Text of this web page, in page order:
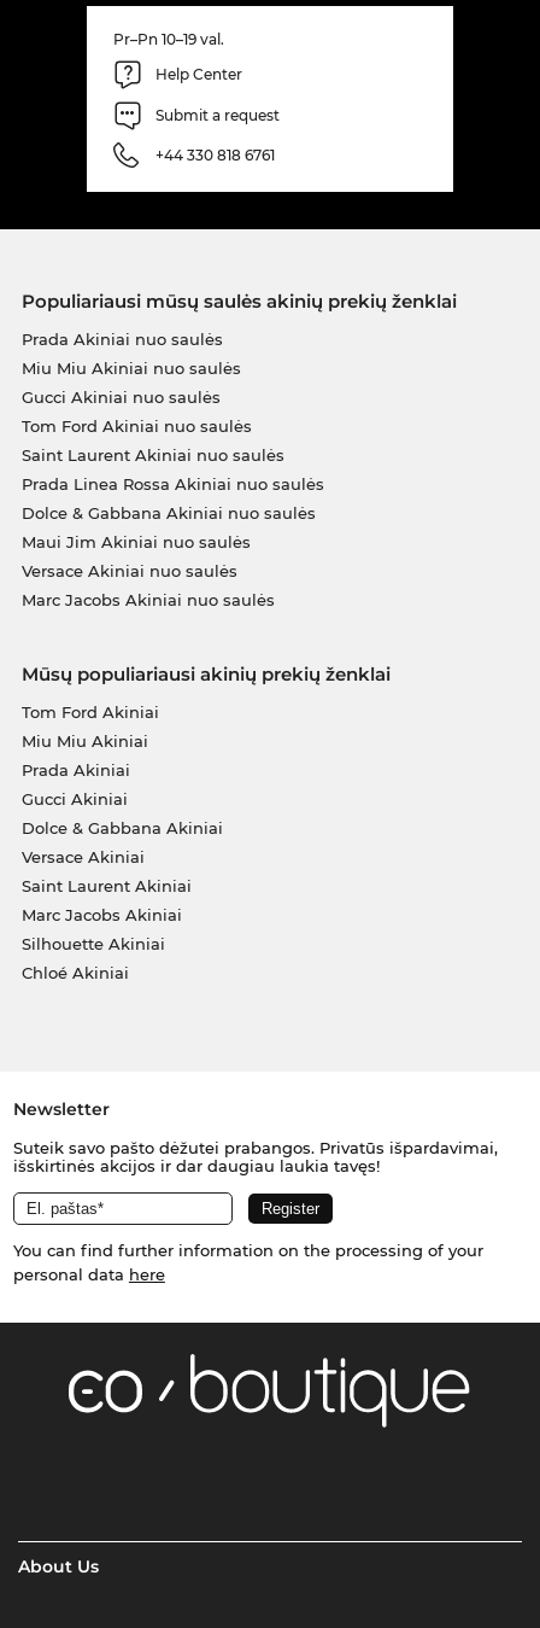
Pr–Pn 10–19 val.
Help Center
Submit a request
+44 330 818 6761
Populiariausi mūsų saulės akinių prekių ženklai
Prada Akiniai nuo saulės
Miu Miu Akiniai nuo saulės
Gucci Akiniai nuo saulės
Tom Ford Akiniai nuo saulės
Saint Laurent Akiniai nuo saulės
Prada Linea Rossa Akiniai nuo saulės
Dolce & Gabbana Akiniai nuo saulės
Maui Jim Akiniai nuo saulės
Versace Akiniai nuo saulės
Marc Jacobs Akiniai nuo saulės
Mūsų populiariausi akinių prekių ženklai
Tom Ford Akiniai
Miu Miu Akiniai
Prada Akiniai
Gucci Akiniai
Dolce & Gabbana Akiniai
Versace Akiniai
Saint Laurent Akiniai
Marc Jacobs Akiniai
Silhouette Akiniai
Chloé Akiniai
Newsletter
Suteik savo pašto dėžutei prabangos. Privatūs išpardavimai,
išskirtinės akcijos ir dar daugiau laukia tavęs!
You can find further information on the processing of your
personal data here
About Us